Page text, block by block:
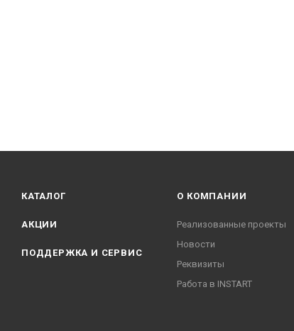
КАТАЛОГ
АКЦИИ
ПОДДЕРЖКА И СЕРВИС
О КОМПАНИИ
Реализованные проекты
Новости
Реквизиты
Работа в INSTART